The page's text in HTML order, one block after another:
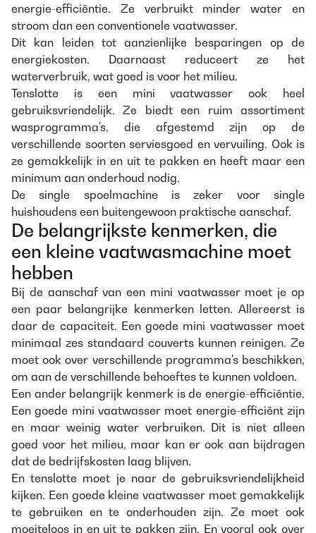
energie-efficiëntie. Ze verbruikt minder water en
stroom dan een conventionele vaatwasser.
Dit kan leiden tot aanzienlijke besparingen op de
energiekosten. Daarnaast reduceert ze het
waterverbruik, wat goed is voor het milieu.
Tenslotte is een mini vaatwasser ook heel
gebruiksvriendelijk. Ze biedt een ruim assortiment
wasprogramma's, die afgestemd zijn op de
verschillende soorten serviesgoed en vervuiling. Ook is
ze gemakkelijk in en uit te pakken en heeft maar een
minimum aan onderhoud nodig.
De single spoelmachine is zeker voor single
huishoudens een buitengewoon praktische aanschaf.
De belangrijkste kenmerken, die
een kleine vaatwasmachine moet
hebben
Bij de aanschaf van een mini vaatwasser moet je op
een paar belangrijke kenmerken letten. Allereerst is
daar de capaciteit. Een goede mini vaatwasser moet
minimaal zes standaard couverts kunnen reinigen. Ze
moet ook over verschillende programma's beschikken,
om aan de verschillende behoeftes te kunnen voldoen.
Een ander belangrijk kenmerk is de energie-efficiëntie.
Een goede mini vaatwasser moet energie-efficiënt zijn
en maar weinig water verbruiken. Dit is niet alleen
goed voor het milieu, maar kan er ook aan bijdragen
dat de bedrijfskosten laag blijven.
En tenslotte moet je naar de gebruiksvriendelijkheid
kijken. Een goede kleine vaatwasser moet gemakkelijk
te gebruiken en te onderhouden zijn. Ze moet ook
moeiteloos in en uit te pakken zijn. En vooral ook over